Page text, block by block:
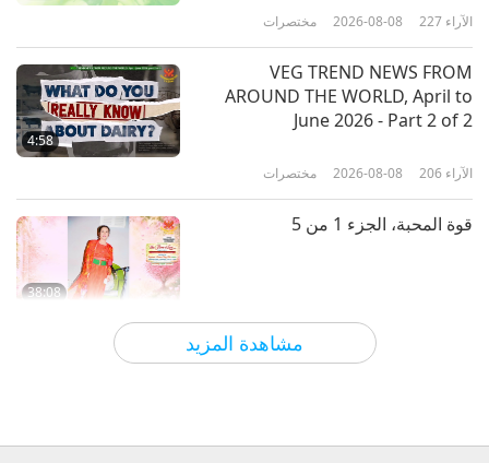
كائنات فضائية حقيقية: مقابلة مع
المحترم بول هيلير، الجزء 1 من 2
مشاهدة المزيد
مختصرات 2026-08-08 227 الآراء
4:58
VEG TREND NEWS FROM
AROUND THE WORLD, April to
June 2026 - Part 2 of 2
مختصرات 2026-08-08 206 الآراء
38:08
قوة المحبة، الجزء 1 من 5
بين المعلمة والتلاميذ 2026-08-08
4:25
Because Energy Generated from